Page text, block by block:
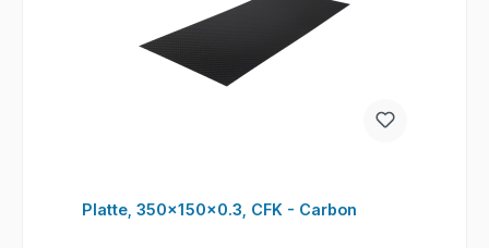
Platte, 350x150x0.3, CFK - Carbon